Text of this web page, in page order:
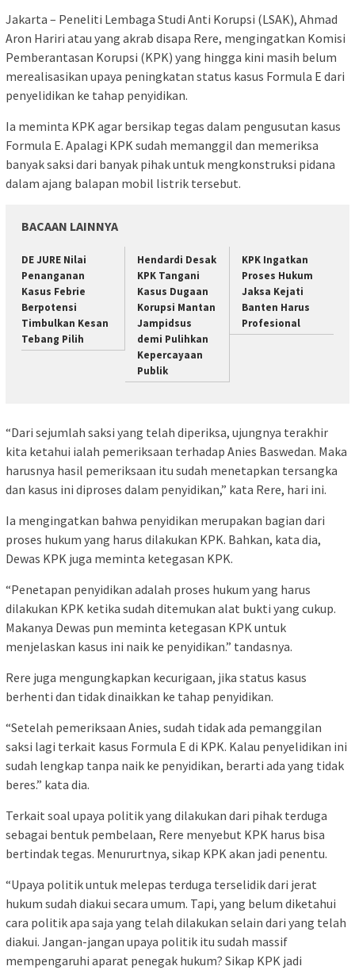
Jakarta – Peneliti Lembaga Studi Anti Korupsi (LSAK), Ahmad
Aron Hariri atau yang akrab disapa Rere, mengingatkan Komisi
Pemberantasan Korupsi (KPK) yang hingga kini masih belum
merealisasikan upaya peningkatan status kasus Formula E dari
penyelidikan ke tahap penyidikan.
Ia meminta KPK agar bersikap tegas dalam pengusutan kasus
Formula E. Apalagi KPK sudah memanggil dan memeriksa
banyak saksi dari banyak pihak untuk mengkonstruksi pidana
dalam ajang balapan mobil listrik tersebut.
BACAAN LAINNYA
DE JURE Nilai
Penanganan
Kasus Febrie
Berpotensi
Timbulkan Kesan
Tebang Pilih
Hendardi Desak
KPK Tangani
Kasus Dugaan
Korupsi Mantan
Jampidsus
demi Pulihkan
Kepercayaan
Publik
KPK Ingatkan
Proses Hukum
Jaksa Kejati
Banten Harus
Profesional
“Dari sejumlah saksi yang telah diperiksa, ujungnya terakhir
kita ketahui ialah pemeriksaan terhadap Anies Baswedan. Maka
harusnya hasil pemeriksaan itu sudah menetapkan tersangka
dan kasus ini diproses dalam penyidikan,” kata Rere, hari ini.
Ia mengingatkan bahwa penyidikan merupakan bagian dari
proses hukum yang harus dilakukan KPK. Bahkan, kata dia,
Dewas KPK juga meminta ketegasan KPK.
“Penetapan penyidikan adalah proses hukum yang harus
dilakukan KPK ketika sudah ditemukan alat bukti yang cukup.
Makanya Dewas pun meminta ketegasan KPK untuk
menjelaskan kasus ini naik ke penyidikan.” tandasnya.
Rere juga mengungkapkan kecurigaan, jika status kasus
berhenti dan tidak dinaikkan ke tahap penyidikan.
“Setelah pemeriksaan Anies, sudah tidak ada pemanggilan
saksi lagi terkait kasus Formula E di KPK. Kalau penyelidikan ini
sudah lengkap tanpa naik ke penyidikan, berarti ada yang tidak
beres.” kata dia.
Terkait soal upaya politik yang dilakukan dari pihak terduga
sebagai bentuk pembelaan, Rere menyebut KPK harus bisa
bertindak tegas. Menururtnya, sikap KPK akan jadi penentu.
“Upaya politik untuk melepas terduga terselidik dari jerat
hukum sudah diakui secara umum. Tapi, yang belum diketahui
cara politik apa saja yang telah dilakukan selain dari yang telah
diakui. Jangan-jangan upaya politik itu sudah massif
mempengaruhi aparat penegak hukum? Sikap KPK jadi